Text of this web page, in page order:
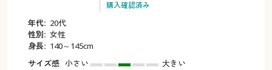
購入確認済み
年代: 20代
性別: 女性
身長: 140～145cm
サイズ感 小さい
大きい